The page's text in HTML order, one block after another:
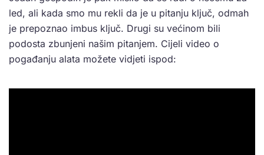
led, ali kada smo mu rekli da je u pitanju ključ, odmah
je prepoznao imbus ključ. Drugi su većinom bili
podosta zbunjeni našim pitanjem. Cijeli video o
pogađanju alata možete vidjeti ispod: